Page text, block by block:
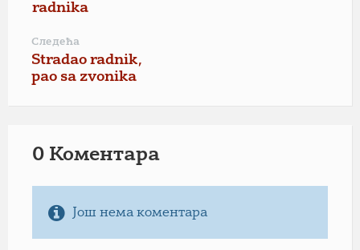
radnika
Следећа
Stradao radnik,
pao sa zvonika
0 Коментарa
Још нема коментара